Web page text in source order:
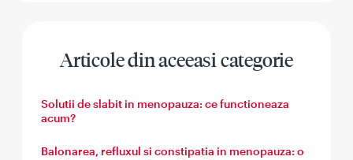
Articole din aceeasi categorie
Solutii de slabit in menopauza: ce functioneaza
acum?
Balonarea, refluxul si constipatia in menopauza: o